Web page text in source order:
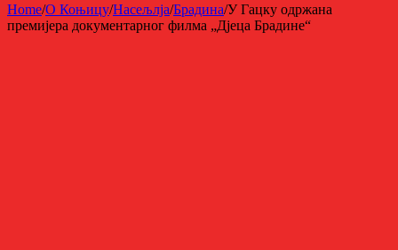
Home/О Коњицу/Насељлја/Брадина/У Гацку одржана
премијера документарног филма „Дјеца Брадине“